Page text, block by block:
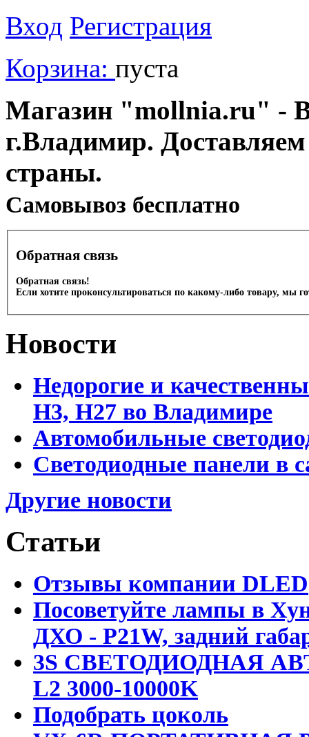
Вход Регистрация
Корзина: пуста
Магазин "mollnia.ru" -
г.Владимир.
страны.
Cамовывоз бесплатно
Обратная связь
Обратная связь!
Если хотите проконсультироваться по какому-либо товару, мы
Новости
Недорогие и
Н3, Н27 во Владимире
Автомобильные
Светодиодные панели в
Другие новости
Статьи
Отзывы компании DLED
Посоветуйте лампы в
ДХО - P21W, задний
3S СВЕТОДИОДНАЯ
L2 3000-10000K
Подобрать цоколь